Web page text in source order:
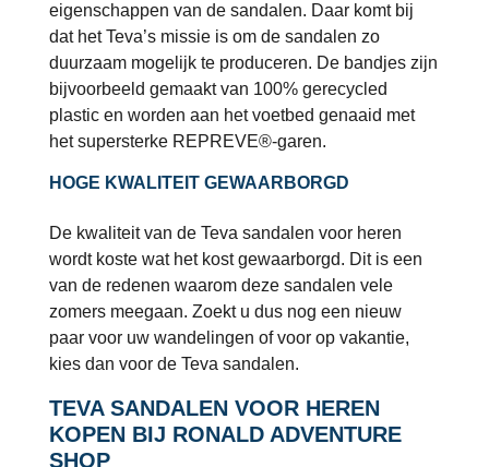
eigenschappen van de sandalen. Daar komt bij
dat het Teva’s missie is om de sandalen zo
duurzaam mogelijk te produceren. De bandjes zijn
bijvoorbeeld gemaakt van 100% gerecycled
plastic en worden aan het voetbed genaaid met
het supersterke REPREVE®-garen.
HOGE KWALITEIT GEWAARBORGD
De kwaliteit van de Teva sandalen voor heren
wordt koste wat het kost gewaarborgd. Dit is een
van de redenen waarom deze sandalen vele
zomers meegaan. Zoekt u dus nog een nieuw
paar voor uw wandelingen of voor op vakantie,
kies dan voor de Teva sandalen.
TEVA SANDALEN VOOR HEREN
KOPEN BIJ RONALD ADVENTURE
SHOP